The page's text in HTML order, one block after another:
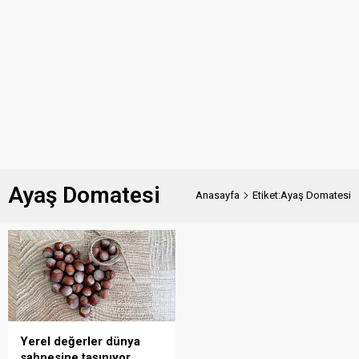
Ayaş Domatesi Anasayfa Etiket:Ayaş Domatesi
Yerel değerler dünya